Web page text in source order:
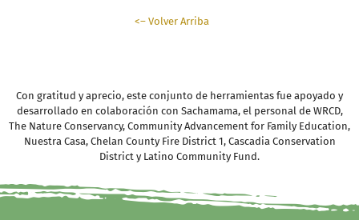
<– Volver Arriba
Con gratitud y aprecio, este conjunto de herramientas fue apoyado y
desarrollado en colaboración con Sachamama, el personal de WRCD,
The Nature Conservancy, Community Advancement for Family Education,
Nuestra Casa, Chelan County Fire District 1, Cascadia Conservation
District y Latino Community Fund.